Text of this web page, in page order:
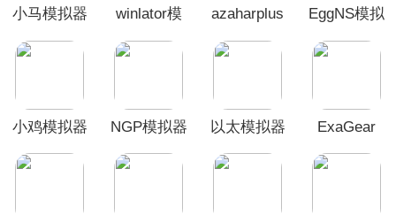
小马模拟器
winlator模
azaharplus
EggNS模拟
小鸡模拟器
NGP模拟器
以太模拟器
ExaGear